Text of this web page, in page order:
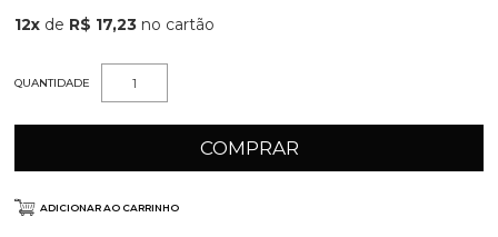
12x de R$ 17,23
QUANTIDADE
COMPRAR
ADICIONAR AO CARRINHO